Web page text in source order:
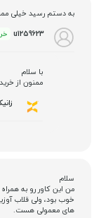
به دستم رسید خیلی
u1259623
با سلام
ممنون از
سلام
من این کاور رو به
خوب بود، ولی قلاب
های معمولی هست.